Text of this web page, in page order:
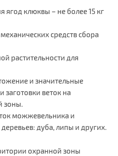
ягод клюквы – не более 15 кг
средств сбора
растительности для
и значительные
заготовки веток на
зоны.
можжевельника и
дуба, липы и других.
охранной зоны